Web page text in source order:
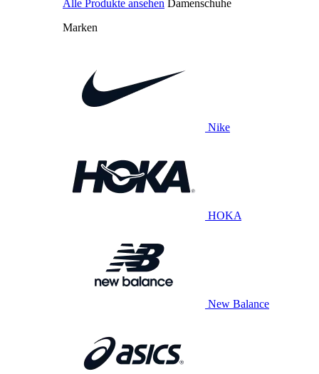
Alle Produkte ansehen Damenschuhe
Marken
Nike
HOKA
New Balance